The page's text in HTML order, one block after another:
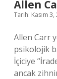
Allen
Tarih: Kasım 3,
Allen Carr
psikolojik
İçiciye
ancak